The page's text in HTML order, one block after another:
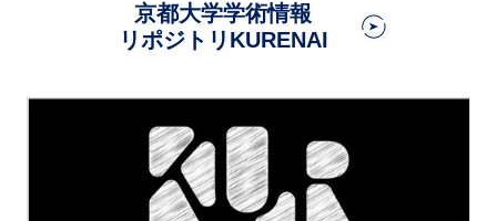
京都大学学術情報
リポジトリKURENAI